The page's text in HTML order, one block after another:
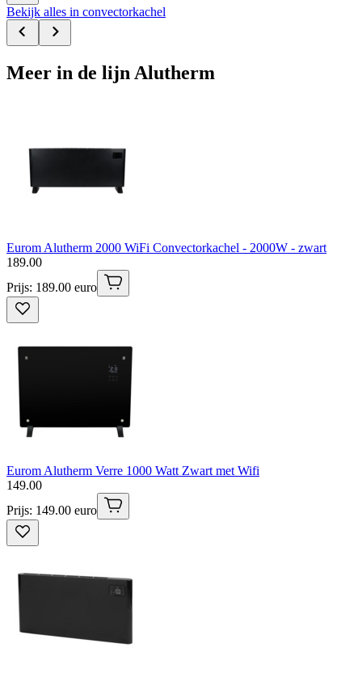
Bekijk alles in convectorkachel
Meer in de lijn Alutherm
Eurom Alutherm 2000 WiFi Convectorkachel - 2000W - zwart
189.00
Prijs: 189.00 euro
Eurom Alutherm Verre 1000 Watt Zwart met Wifi
149.00
Prijs: 149.00 euro